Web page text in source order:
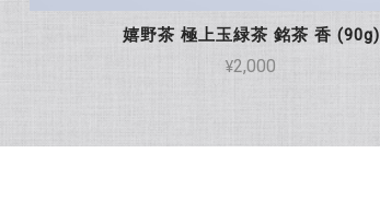
嬉野茶 極上玉緑茶 銘茶 香 (90g)
¥2,000